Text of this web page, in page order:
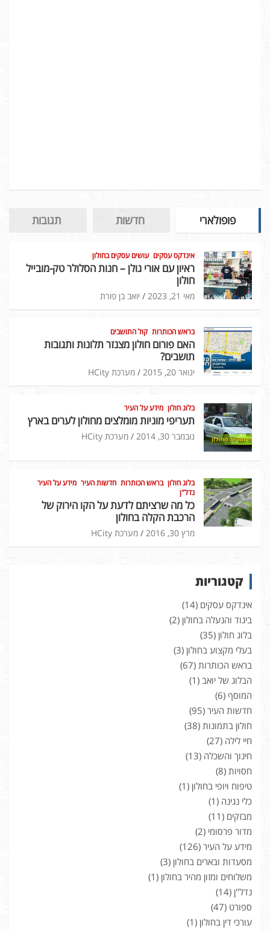
פופולארי חדשות תגובות
אינדקס עסקים עושים עסקים בחולון
ראיון עם אורי גולן – חנות הסלולר טק-מובייל
חולון
מאי 21, 2023 יואב בן פורת
בראש הכותרות קול התושבים
האם פורום חולון מצנזר תלונות ותגובות
תושבים?
ינואר 20, 2015 מערכת HCity
בלוג חולון מידע על העיר
תעריפי מוניות מומלצים מחולון לערים בארץ
נובמבר 30, 2014 מערכת HCity
בלוג חולון בראש הכותרות חדשות העיר מידע על העיר
נדל"ן
כל מה שרציתם לדעת על הקו הירוק של
הרכבת הקלה בחולון
מרץ 30, 2016 מערכת HCity
קטגוריות
אינדקס עסקים (14)
ביגוד והנעלה בחולון (2)
בלוג חולון (35)
בעלי מקצוע בחולון (3)
בראש הכותרות (67)
הבלוג של יואב (1)
המוסף (6)
חדשות העיר (95)
חולון בתמונות (38)
חיי לילה (27)
חינוך והשכלה (13)
חסויות (8)
טיפוח ויופי בחולון (1)
כלי נגינה (1)
מבזקים (11)
מדור פרסומי (2)
מידע על העיר (126)
מסעדות ובארים בחולון (3)
משלוחים ומזון מהיר בחולון (1)
נדל"ן (14)
ספורט (47)
עורכי דין בחולון (1)